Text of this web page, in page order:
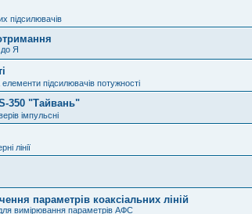
підсилювачів
до Я
підсилювачів потужності
350 "Тайвань"
імпульсні
лінії
параметрів коаксіальних ліній
вимірювання параметрів АФС